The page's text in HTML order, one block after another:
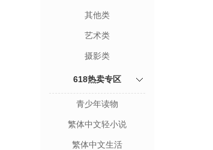
其他类
艺术类
摄影类
618热卖专区
青少年读物
繁体中文轻小说
繁体中文生活